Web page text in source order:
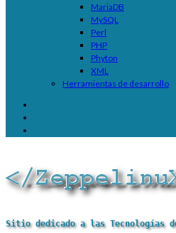
MariaDB
MySQL
Perl
PHP
Phyton
XML
Herramientas de desarrollo
Sitio dedicado a las Tecnologías